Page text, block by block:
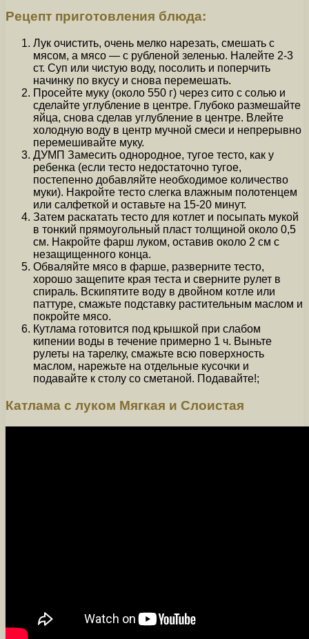
Рецепт приготовления блюда:
Лук очистить, очень мелко нарезать, смешать с
мясом, а мясо — с рубленой зеленью. Налейте 2-3
ст. Суп или чистую воду, посолить и поперчить
начинку по вкусу и снова перемешать.
Просейте муку (около 550 г) через сито с солью и
сделайте углубление в центре. Глубоко размешайте
яйца, снова сделав углубление в центре. Влейте
холодную воду в центр мучной смеси и непрерывно
перемешивайте муку.
ДУМП Замесить однородное, тугое тесто, как у
ребенка (если тесто недостаточно тугое,
постепенно добавляйте необходимое количество
муки). Накройте тесто слегка влажным полотенцем
или салфеткой и оставьте на 15-20 минут.
Затем раскатать тесто для котлет и посыпать мукой
в тонкий прямоугольный пласт толщиной около 0,5
см. Накройте фарш луком, оставив около 2 см с
незащищенного конца.
Обваляйте мясо в фарше, разверните тесто,
хорошо защепите края теста и сверните рулет в
спираль. Вскипятите воду в двойном котле или
паттуре, смажьте подставку растительным маслом и
покройте мясо.
Кутлама готовится под крышкой при слабом
кипении воды в течение примерно 1 ч. Выньте
рулеты на тарелку, смажьте всю поверхность
маслом, нарежьте на отдельные кусочки и
подавайте к столу со сметаной. Подавайте!;
Катлама с луком Мягкая и Слоистая